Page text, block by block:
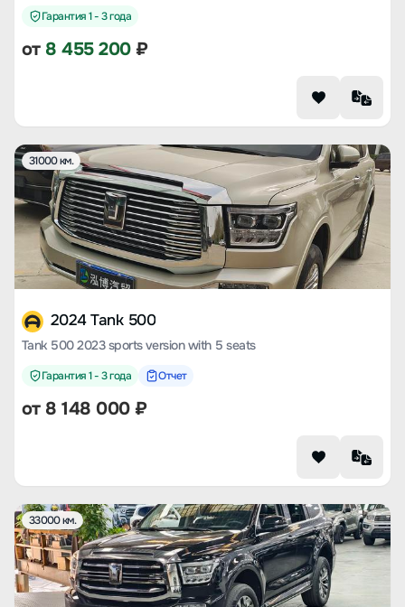
Гарантия 1 - 3 года
от 8 455 200₽
31000 км.
2024 Tank 500
Tank 500 2023 sports version with 5 seats
Гарантия 1 - 3 года Отчет
от 8 148 000₽
33000 км.